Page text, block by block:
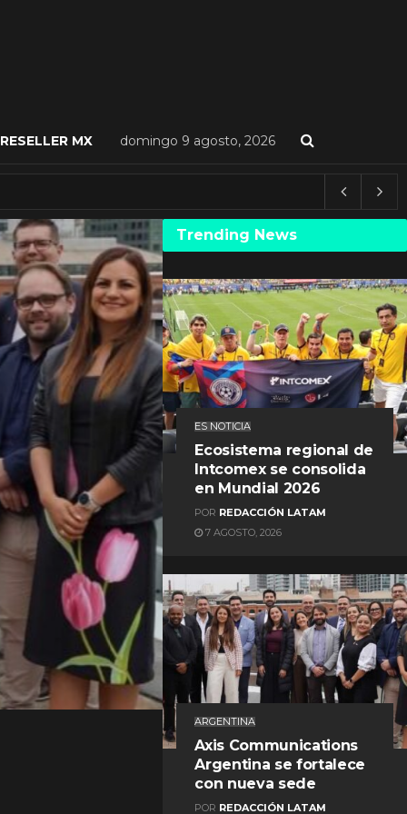
RESELLER MX domingo 9 agosto, 2026
Trending News
ES NOTICIA
Ecosistema regional de
Intcomex se consolida
en Mundial 2026
POR REDACCIÓN LATAM
7 AGOSTO, 2026
ARGENTINA
Axis Communications
Argentina se fortalece
con nueva sede
POR REDACCIÓN LATAM